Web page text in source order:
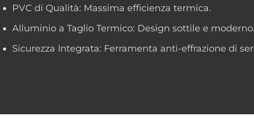
PVC di Qualità: Massima efficienza termica.
Alluminio a Taglio Termico: Design sottile e moderno.
Sicurezza Integrata: Ferramenta anti-effrazione di